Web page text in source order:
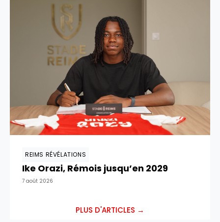
REIMS RÉVÉLATIONS
Ike Orazi, Rémois jusqu’en 2029
7 août 2026
PLUS D'ARTICLES →